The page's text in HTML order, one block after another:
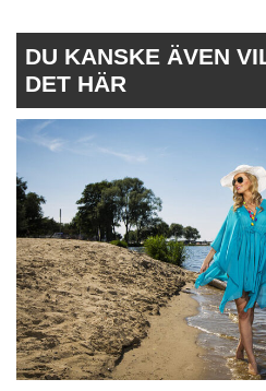
DU KANSKE ÄVEN
DET HÄR